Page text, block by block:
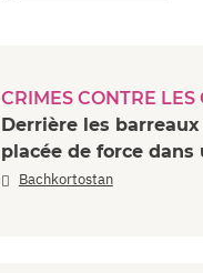
CRIMES CONTRE LES
Derrière les
placée de force
Bachkortostan